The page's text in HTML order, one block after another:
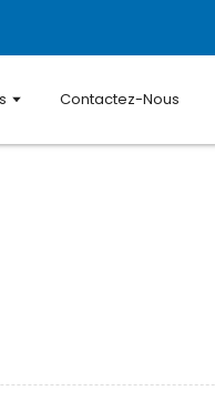
Contactez-Nous